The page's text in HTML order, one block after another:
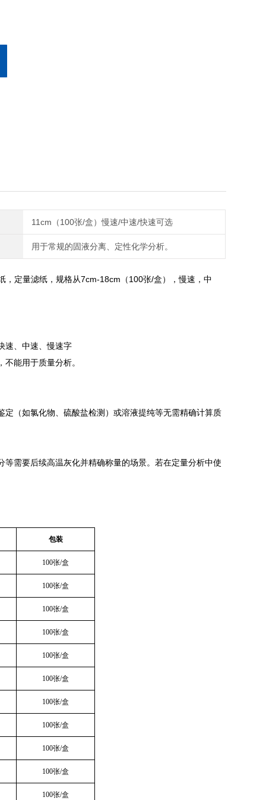
11cm（100张/盒）慢速/中速/快速可选
用于‌常规的固液分离、定性化学分析‌。
，定量滤纸，规格从7cm-18cm（100张/盒），慢速，中
速、中速、慢速字
能用于质量分析。
（如氯化物、硫酸盐检测）或溶液提纯等无需精确计算质
需要后续高温灰化并精确称量的场景。若在定量分析中使
包装
100张/盒
100张/盒
100张/盒
100张/盒
100张/盒
100张/盒
100张/盒
100张/盒
100张/盒
100张/盒
100张/盒